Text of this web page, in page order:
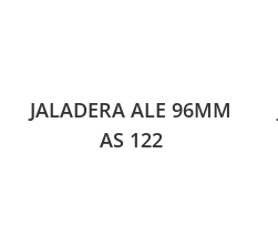
JALADERA ALE 96MM
AS 122